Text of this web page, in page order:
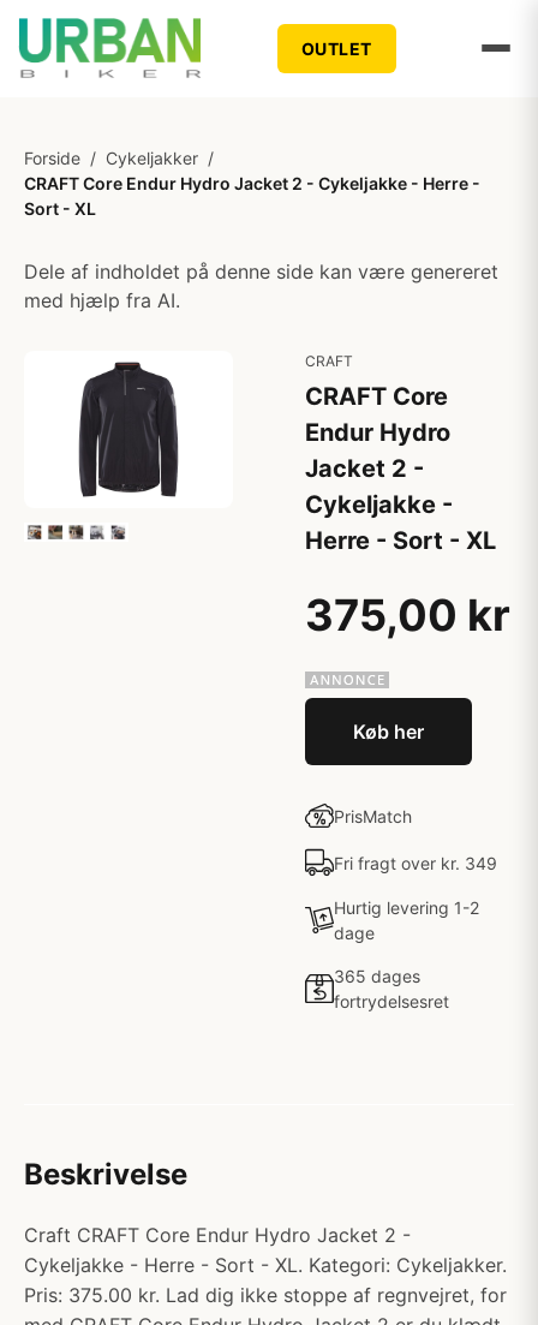
OUTLET
Forside / Cykeljakker /
CRAFT Core Endur Hydro Jacket 2 - Cykeljakke - Herre -
Sort - XL
Dele af indholdet på denne side kan være genereret
med hjælp fra AI.
CRAFT
CRAFT Core
Endur Hydro
Jacket 2 -
Cykeljakke -
Herre - Sort - XL
375,00 kr
Køb her
PrisMatch
Fri fragt over kr. 349
Hurtig levering 1-2
dage
365 dages
fortrydelsesret
Beskrivelse
Craft CRAFT Core Endur Hydro Jacket 2 -
Cykeljakke - Herre - Sort - XL. Kategori: Cykeljakker.
Pris: 375.00 kr. Lad dig ikke stoppe af regnvejret, for